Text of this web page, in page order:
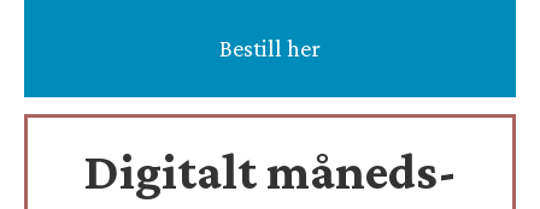
Bestill her
Digitalt måneds-